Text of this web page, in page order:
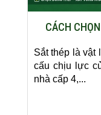
CÁCH
Sắt thép là vật
cấu chịu lực
nhà cấp 4,...